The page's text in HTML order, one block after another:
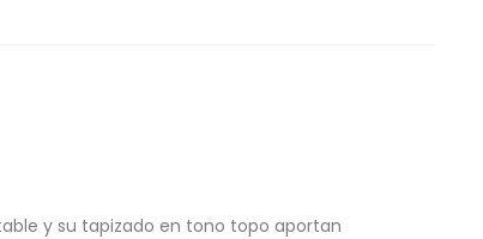
y su tapizado en tono topo aportan